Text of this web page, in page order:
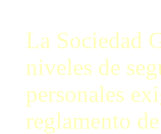
La Sociedad
niveles de
personales
reglamento